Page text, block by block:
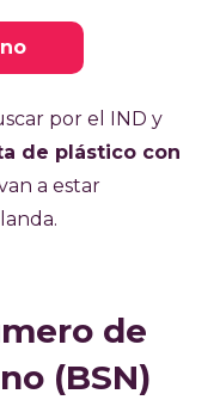
por el IND y
de plástico con
a estar
de
(BSN)